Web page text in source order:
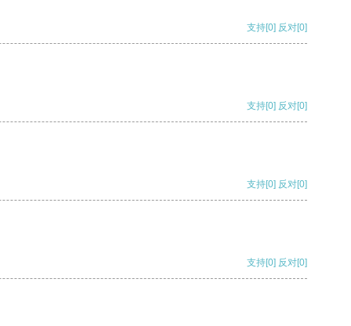
支持[0] 反对[0]
支持[0] 反对[0]
支持[0] 反对[0]
支持[0] 反对[0]